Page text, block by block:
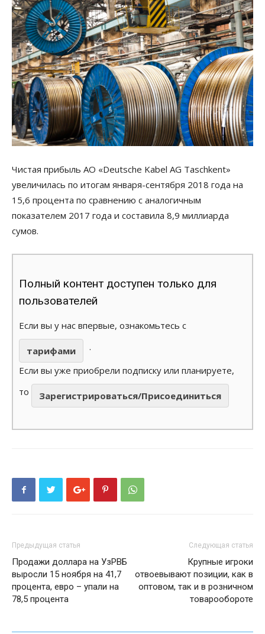
Чистая прибыль АО «Deutsche Kabel AG Taschkent»
увеличилась по итогам января-сентября 2018 года на
15,6 процента по сравнению с аналогичным
показателем 2017 года и составила 8,9 миллиарда
сумов.
Полный контент доступен только для
пользователей
Если вы у нас впервые, ознакомьтесь с
тарифами
.
Если вы уже приобрели подписку или планируете,
то
Зарегистрироваться/Присоединиться
Предыдущая статья
Продажи доллара на УзРВБ
выросли 15 ноября на 41,7
процента, евро – упали на
78,5 процента
Следующая статья
Крупные игроки
отвоевывают позиции, как в
оптовом, так и в розничном
товарообороте